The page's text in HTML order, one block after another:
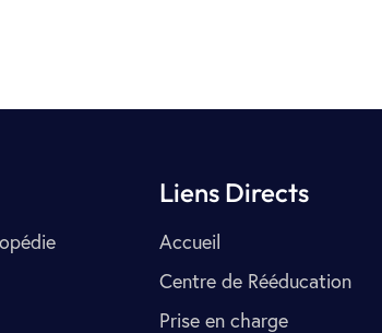
Liens Directs
Accueil
Centre de Rééducation
Prise en charge